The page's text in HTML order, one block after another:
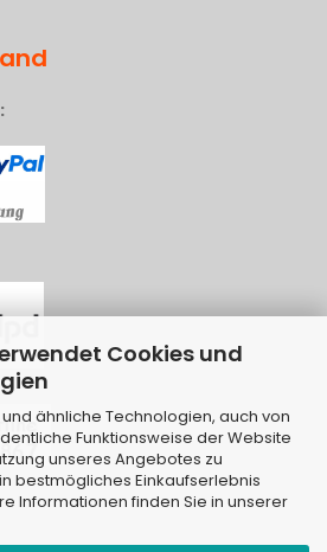
Cookies und
ähnliche Technologien, auch von
Funktionsweise der Website
unseres Angebotes zu
bestmögliches Einkaufserlebnis
Informationen finden Sie in unserer